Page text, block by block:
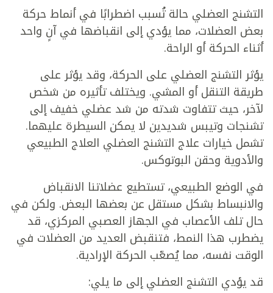
التشنج العضلي حالة تُسبب اضطرابًا في أنماط حركة
بعض العضلات، مما يؤدي إلى انقباضها في آنٍ واحد
أثناء الحركة أو الراحة.
يؤثر التشنج العضلي على الحركة، وقد يؤثر على
طريقة التنقل أو المشي. ويختلف تأثيره من شخص
لآخر، حيث تتفاوت شدته من شد عضلي خفيف إلى
تشنجات وتيبس شديدين لا يمكن السيطرة عليهما.
تشمل خيارات علاج التشنج العضلي العلاج الطبيعي
والأدوية وحقن البوتوكس.
في الوضع الطبيعي، تستطيع عضلاتنا الانقباض
والانبساط بشكل مستقل عن بعضها البعض. ولكن في
حال تلف الأعصاب في الجهاز العصبي المركزي، قد
يضطرب هذا النمط، فتنقبض العديد من العضلات في
الوقت نفسه، مما يُصعّب الحركة الإرادية.
قد يؤدي التشنج العضلي إلى ما يلي: